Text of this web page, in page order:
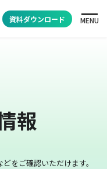
資料ダウンロード MENU
報
をご確認いただけます。